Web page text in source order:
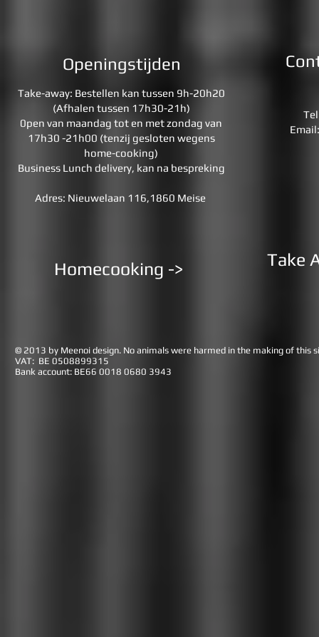
Openingstijden
Take-away: Bestellen kan tussen 9h-20h20
(Afhalen tussen 17h30-21h)
0pen van maandag tot en met zondag van
17h30 -21h00 (tenzij gesloten wegens
home-cooking)
Business Lunch delivery, kan na bespreking
Adres: Nieuwelaan 116,1860 Meise
Take
Homecooking ->
© 2013 by Meenoi design. No animals were harmed in the making of this
VAT: BE 0508899315
Bank account: BE66 0018 0680 3943